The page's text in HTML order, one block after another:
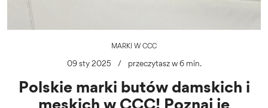
MARKI W CCC
09 sty 2025 / przeczytasz w 6 min.
Polskie marki butów damskich i
męskich w CCC! Poznaj je